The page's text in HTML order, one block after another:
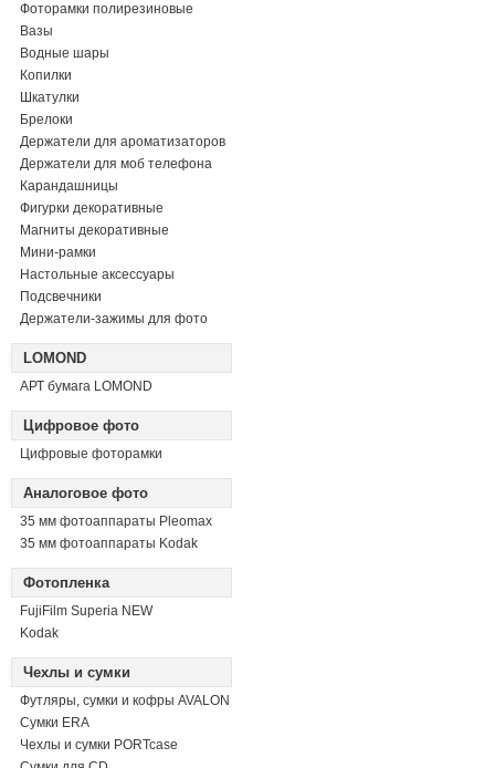
Фоторамки полирезиновые
Вазы
Водные шары
Копилки
Шкатулки
Брелоки
Держатели для ароматизаторов
Держатели для моб телефона
Карандашницы
Фигурки декоративные
Магниты декоративные
Мини-рамки
Настольные аксессуары
Подсвечники
Держатели-зажимы для фото
LOMOND
АРТ бумага LOMOND
Цифровое фото
Цифровые фоторамки
Аналоговое фото
35 мм фотоаппараты Pleomax
35 мм фотоаппараты Kodak
Фотопленка
FujiFilm Superia NEW
Kodak
Чехлы и сумки
Футляры, сумки и кофры AVALON
Сумки ERA
Чехлы и сумки PORTcase